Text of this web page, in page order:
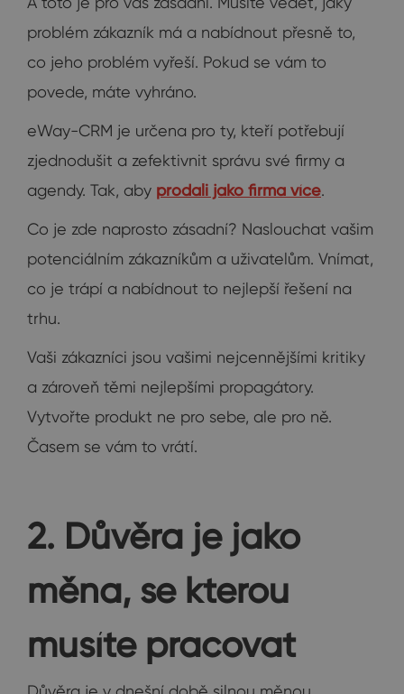
problém zákazník má a nabídnout přesně to,
co jeho problém vyřeší. Pokud se vám to
povede, máte vyhráno.
eWay-CRM je určena pro ty, kteří potřebují
zjednodušit a zefektivnit správu své firmy a
agendy. Tak, aby prodali jako firma více.
Co je zde naprosto zásadní? Naslouchat vašim
potenciálním zákazníkům a uživatelům. Vnímat,
co je trápí a nabídnout to nejlepší řešení na
trhu.
Vaši zákazníci jsou vašimi nejcennějšími kritiky
a zároveň těmi nejlepšími propagátory.
Vytvořte produkt ne pro sebe, ale pro ně.
Časem se vám to vrátí.
2. Důvěra je jako
měna, se kterou
musíte pracovat